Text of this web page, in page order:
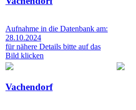
Aufnahme in die Datenbank am:
28.10.2024
für nähere Details bitte auf das
Bild klicken
Vachendorf